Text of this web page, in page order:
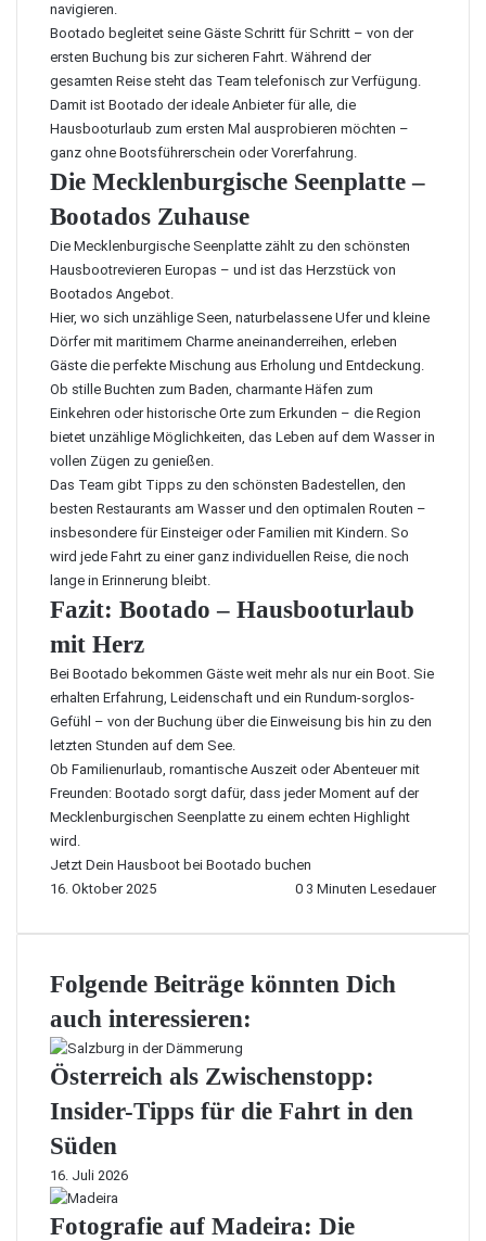
navigieren.
Bootado begleitet seine Gäste Schritt für Schritt – von der
ersten Buchung bis zur sicheren Fahrt. Während der
gesamten Reise steht das Team telefonisch zur Verfügung.
Damit ist Bootado der ideale Anbieter für alle, die
Hausbooturlaub zum ersten Mal ausprobieren möchten –
ganz ohne Bootsführerschein oder Vorerfahrung.
Die Mecklenburgische Seenplatte –
Bootados Zuhause
Die Mecklenburgische Seenplatte zählt zu den schönsten
Hausbootrevieren Europas – und ist das Herzstück von
Bootados Angebot.
Hier, wo sich unzählige Seen, naturbelassene Ufer und kleine
Dörfer mit maritimem Charme aneinanderreihen, erleben
Gäste die perfekte Mischung aus Erholung und Entdeckung.
Ob stille Buchten zum Baden, charmante Häfen zum
Einkehren oder historische Orte zum Erkunden – die Region
bietet unzählige Möglichkeiten, das Leben auf dem Wasser in
vollen Zügen zu genießen.
Das Team gibt Tipps zu den schönsten Badestellen, den
besten Restaurants am Wasser und den optimalen Routen –
insbesondere für Einsteiger oder Familien mit Kindern. So
wird jede Fahrt zu einer ganz individuellen Reise, die noch
lange in Erinnerung bleibt.
Fazit: Bootado – Hausbooturlaub
mit Herz
Bei Bootado bekommen Gäste weit mehr als nur ein Boot. Sie
erhalten Erfahrung, Leidenschaft und ein Rundum-sorglos-
Gefühl – von der Buchung über die Einweisung bis hin zu den
letzten Stunden auf dem See.
Ob Familienurlaub, romantische Auszeit oder Abenteuer mit
Freunden: Bootado sorgt dafür, dass jeder Moment auf der
Mecklenburgischen Seenplatte zu einem echten Highlight
wird.
Jetzt Dein Hausboot bei Bootado buchen
16. Oktober 2025
0 3 Minuten Lesedauer
Folgende Beiträge könnten Dich
auch interessieren:
Österreich als Zwischenstopp:
Insider-Tipps für die Fahrt in den
Süden
16. Juli 2026
Fotografie auf Madeira: Die